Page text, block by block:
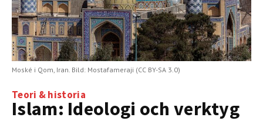
Moské i Qom, Iran. Bild: Mostafameraji (CC BY-SA 3.0)
Teori & historia
Islam: Ideologi och verktyg